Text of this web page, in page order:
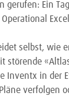
gerufen: Ein
selbst, wie
störende
Inventx in der
verfolgen